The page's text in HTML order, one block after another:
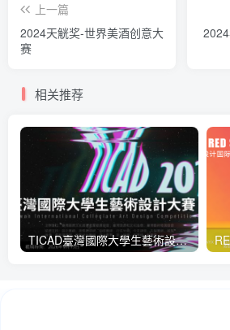
上一篇
2024天觥奖-世界美酒创意大
赛
相关推荐
TICAD臺灣國際大學生藝術設計大賽